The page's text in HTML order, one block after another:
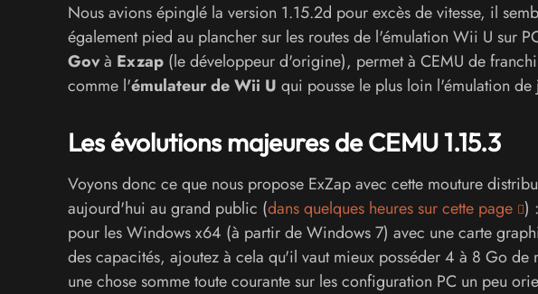
Nous avions épinglé la version 1.15.2d pour excès de vitesse, il
également pied au plancher sur les routes de l'émulation Wii U sur
Govà Exzap(le développeur d'origine), permet à CEMU de
comme l'émulateur de Wii U qui pousse le plus loin l'émulation
Les évolutions majeures de CEMU 1.15.3
Voyons donc ce que nous propose ExZap avec cette mouture
aujourd'hui au grand public (dans quelques heures sur cette page )
pour les Windows x64 (à partir de Windows 7) avec une carte
des capacités, ajoutez à cela qu'il vaut mieux posséder 4 à 8 Go
une chose somme toute courante sur les configuration PC un peu